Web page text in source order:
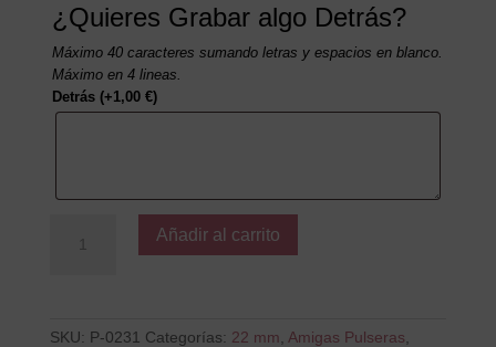
¿Quieres Grabar algo Detrás?
Máximo 40 caracteres sumando letras y espacios en blanco.
Máximo en 4 lineas.
Detrás (+1,00 €)
Añadir al carrito
SKU: P-0231 Categorías: 22 mm Amigas Pulseras